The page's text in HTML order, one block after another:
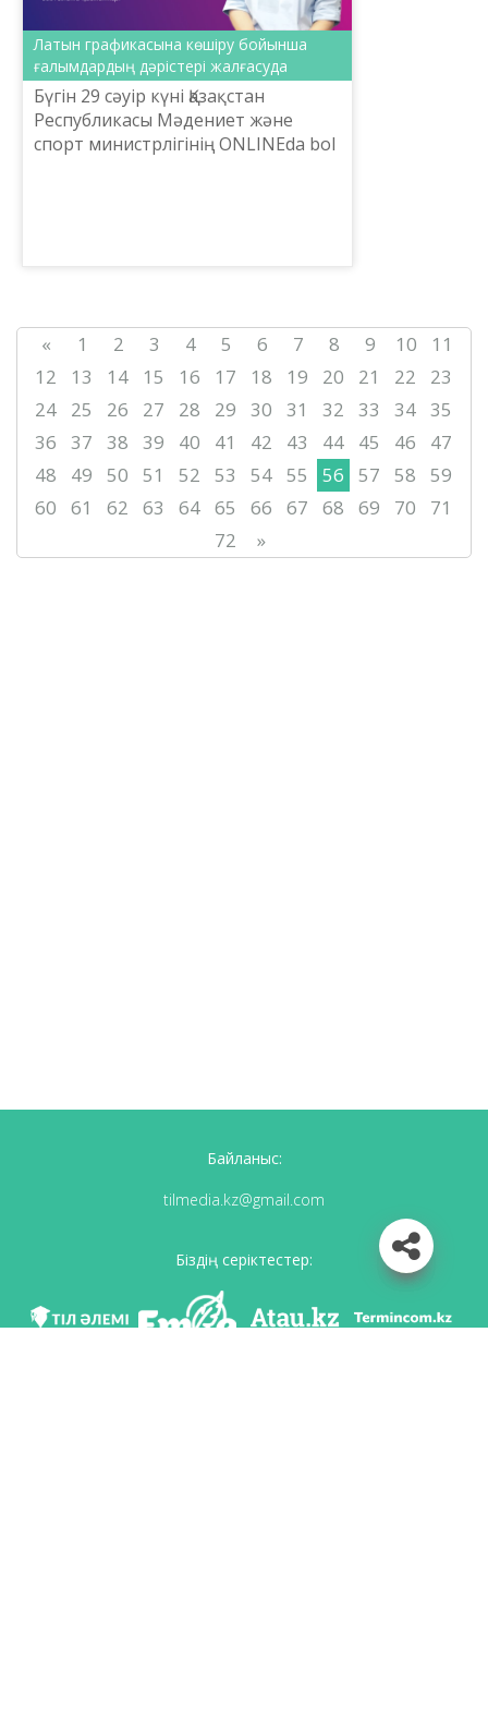
Латын графикасына көшіру бойынша
ғалымдардың дәрістері жалғасуда
Бүгін 29 сәуір күні Қазақстан
Республикасы Мәдениет және
спорт министрлігінің ONLINEda bol
« 1 2 3 4 5 6 7 8 9 10
11
12
13 14 15 16 17 18 19 20 21 22
23
24
25 26 27 28 29 30 31 32 33 34 35
36
37 38 39 40 41 42 43 44 45 46
47
48
49 50 51 52 53 54 55 56 57 58
59
60
61 62 63 64 65 66 67 68 69 70
71
72
»
Байланыс:
tilmedia.kz@gmail.com
Біздің серіктестер: